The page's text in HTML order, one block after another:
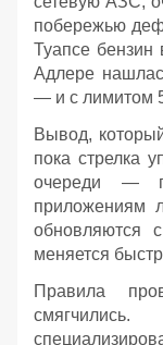
побережью
Туапсе бензин
Адлере
— и с лимитом
Вывод,
пока стрелка
очереди —
приложениям
обновляются
меняется
Правила